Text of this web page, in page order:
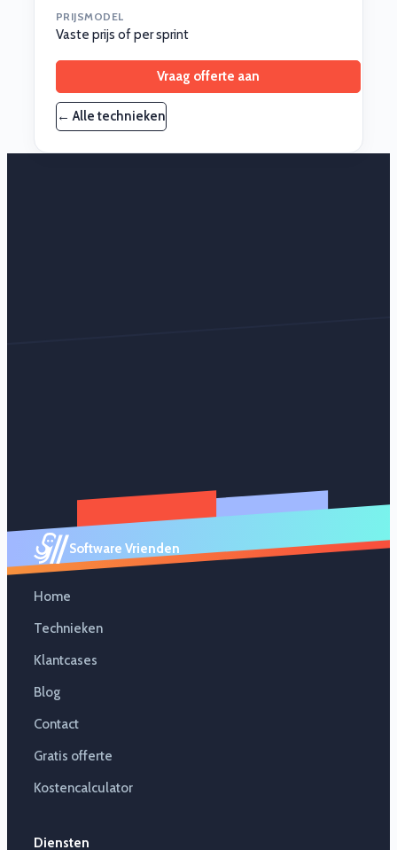
PRIJSMODEL
Vaste prijs of per sprint
Vraag offerte aan
← Alle technieken
Software Vrienden
Home
Technieken
Klantcases
Blog
Contact
Gratis offerte
Kostencalculator
Diensten